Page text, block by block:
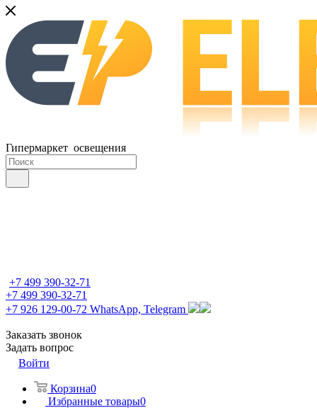
Гипермаркет освещения
+7 499 390-32-71
+7 499 390-32-71
+7 926 129-00-72 WhatsApp, Telegram
Заказать звонок
Задать вопрос
Войти
Корзина0
Избранные товары0